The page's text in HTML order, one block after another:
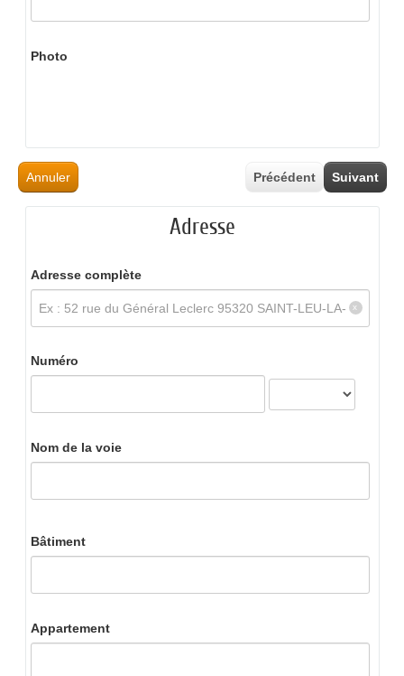
Photo
Annuler Suivant
Précédent
Adresse
Adresse complète
Numéro
Nom de la voie
Bâtiment
Appartement